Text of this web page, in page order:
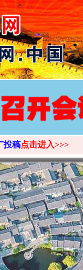
>
投稿点击进入>>>